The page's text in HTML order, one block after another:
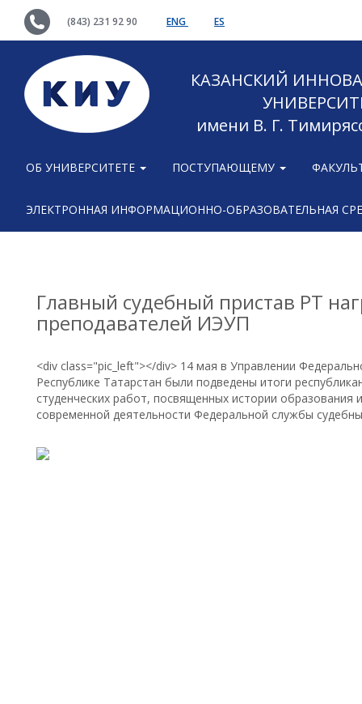
(843) 231 92 90 ENG ES
КАЗАНСКИЙ
имени В. Г.
ОБ УНИВЕРСИТЕТЕ ПОСТУПАЮЩЕМУ
ЭЛЕКТРОННАЯ ИНФОРМАЦИОННО-ОБРАЗОВАТЕЛЬНАЯ
Главный судебный пристав РТ
преподавателей ИЭУП
<div class="pic_left"></div> 14 мая в Управлении
Республике Татарстан были подведены итоги
студенческих работ, посвященных истории образования
современной деятельности Федеральной службы